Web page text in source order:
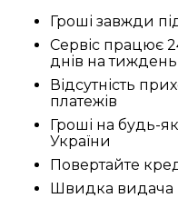
Гроші завжди
Сервіс працює
днів на
Відсутність
платежів
Гроші на будь-
України
Повертайте
Швидка видача